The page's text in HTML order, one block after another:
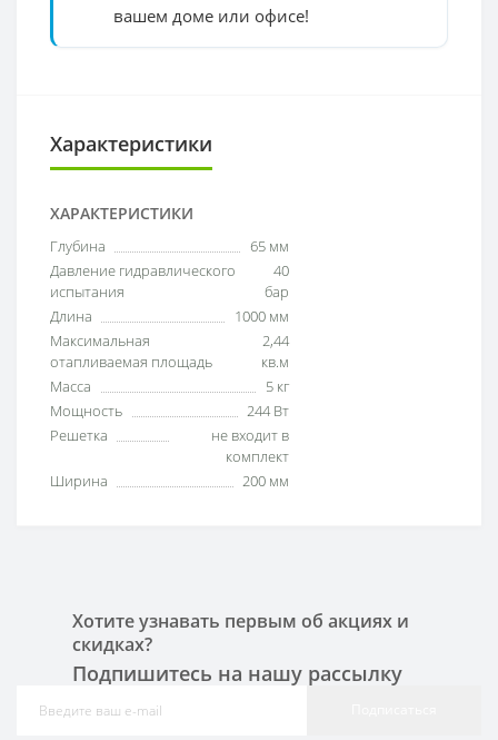
вашем доме или офисе!
Характеристики
ХАРАКТЕРИСТИКИ
Глубина
65 мм
Давление гидравлического
испытания
40
бар
Длина
1000 мм
Максимальная
отапливаемая площадь
2,44
кв.м
Масса
5 кг
Мощность
244 Вт
Решетка
не входит в
комплект
Ширина
200 мм
Хотите узнавать первым об акциях и
скидках?
Подпишитесь на нашу рассылку